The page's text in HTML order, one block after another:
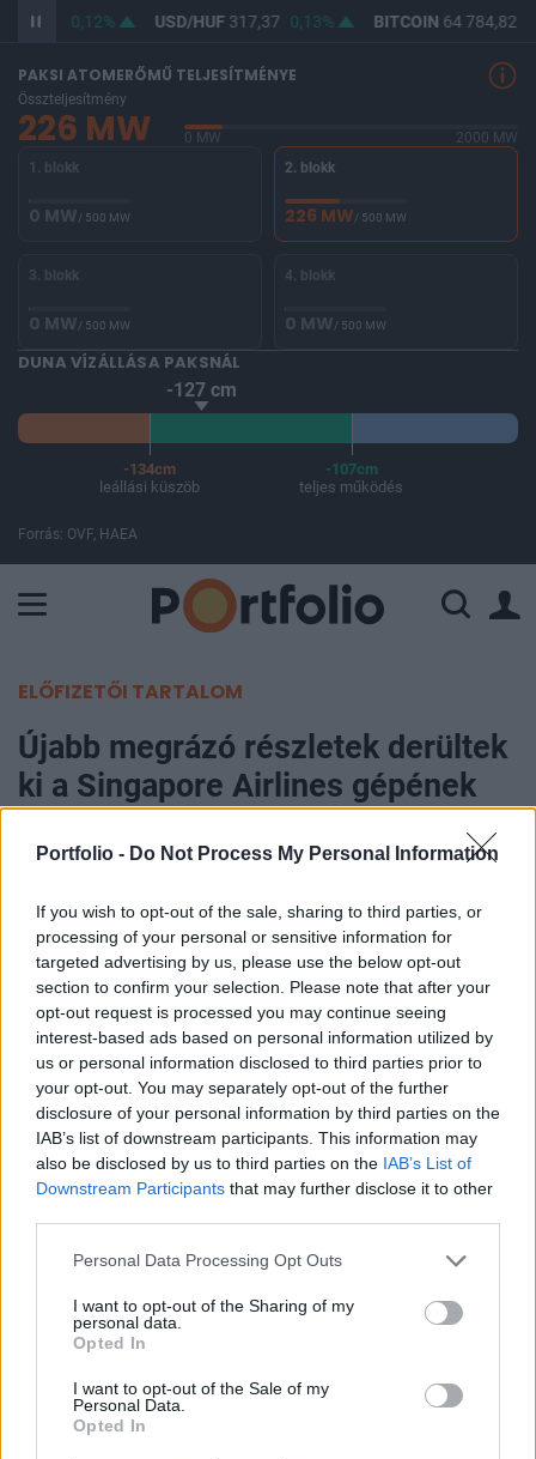
Portfolio - Do Not Process My Personal Information
If you wish to opt-out of the sale, sharing to third parties, or
processing of your personal or sensitive information for
targeted advertising by us, please use the below opt-out
section to confirm your selection. Please note that after your
opt-out request is processed you may continue seeing
interest-based ads based on personal information utilized by
us or personal information disclosed to third parties prior to
your opt-out. You may separately opt-out of the further
disclosure of your personal information by third parties on the
IAB’s list of downstream participants. This information may
also be disclosed by us to third parties on the IAB’s List of
Downstream Participants that may further disclose it to other
Personal Data Processing Opt Outs
I want to opt-out of the Sharing of my
personal data.
Opted In
I want to opt-out of the Sale of my
Personal Data.
Opted In
365,83 0,12% USD/HUF317,37 0,13% BITCOIN64 784,82
PAKSI ATOMERŐMŰ TELJESÍTMÉNYE
Összteljesítmény
226 MW 0 MW
2000 MW
1. blokk
0 MW/ 500 MW
2. blokk
226 MW/ 500 MW
3. blokk
0 MW/ 500 MW
4. blokk
0 MW/ 500 MW
DUNA VÍZÁLLÁSA PAKSNÁL
-127 cm
-134cm
leállási küszöb
-107cm
teljes működés
Forrás: OVF, HAEA
ELŐFIZETŐI TARTALOM
Újabb megrázó részletek derültek
ki a Singapore Airlines gépének
2024. május 23. 17:48
Koponya-, agy-, illetve gerincsérülést szenvedtek
a heves turbulencia miatt Thaiföldön
kényszerleszállást végrehajtó szingapúri
repülőgép utasai - közölte a bangkoki kórház
igazgatója. A Singapore Airlines gépén
tartózkodók közül húsz embert még mindig a
thaiföldi főváros kórházának intenzív osztályán
ápolnak.
kényszerleszállást hajtott végre Bangkokban, miután
"heves és váratlan" légörvénybe került Mianmar felett. Az
átéltek rémséges hatással voltak a London-Szingapúr
között közlekedő SQ321-es járat 211 utasára és a 18 fős
legénységre - jelentette az AFP Bangkokból az utasokra
hivatkozva. Egy 73 éves brit férfi - feltehetően szívroham...